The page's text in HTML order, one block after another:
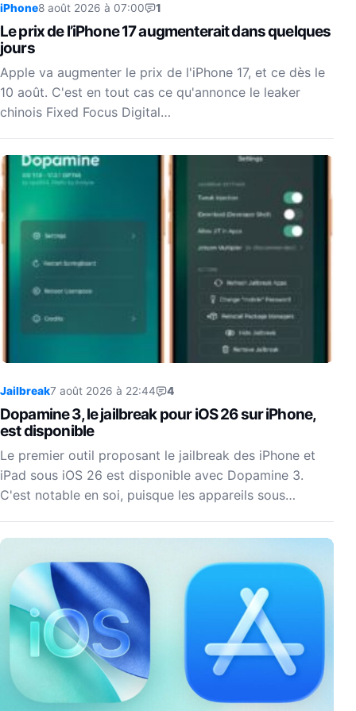
iPhone8 août 2026 à 07:00 1
Le prix de l’iPhone 17 augmenterait dans quelques
jours
Apple va augmenter le prix de l'iPhone 17, et ce dès le
10 août. C'est en tout cas ce qu'annonce le leaker
chinois Fixed Focus Digital…
Jailbreak7 août 2026 à 22:44 4
Dopamine 3, le jailbreak pour iOS 26 sur iPhone,
est disponible
Le premier outil proposant le jailbreak des iPhone et
iPad sous iOS 26 est disponible avec Dopamine 3.
C'est notable en soi, puisque les appareils sous…